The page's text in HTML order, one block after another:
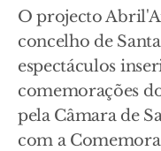
O projecto
concelho de
espectáculos
comemorações
pela Câmara de
com a